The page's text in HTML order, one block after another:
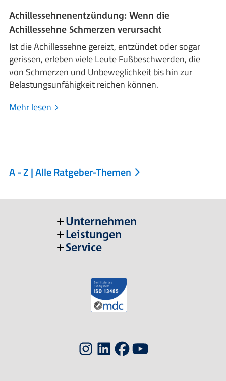
Achillessehnenentzündung: Wenn die
Achillessehne Schmerzen verursacht
Ist die Achillessehne gereizt, entzündet oder sogar
gerissen, erleben viele Leute Fußbeschwerden, die
von Schmerzen und Unbeweglichkeit bis hin zur
Belastungsunfähigkeit reichen können.
Mehr lesen
A - Z | Alle Ratgeber-Themen
Unternehmen
Leistungen
Service